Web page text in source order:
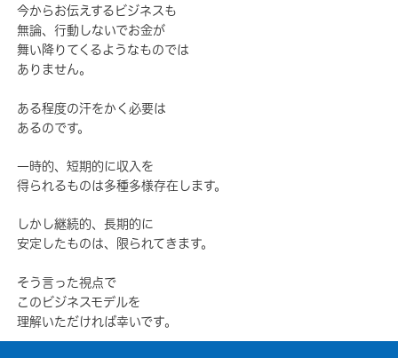
今からお伝えするビジネスも
無論、行動しないでお金が
舞い降りてくるようなものでは
ありません。
ある程度の汗をかく必要は
あるのです。
一時的、短期的に収入を
得られるものは多種多様存在します。
しかし継続的、長期的に
安定したものは、限られてきます。
そう言った視点で
このビジネスモデルを
理解いただければ幸いです。